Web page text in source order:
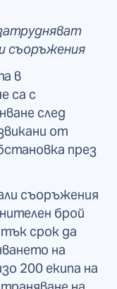
съоръжения
в
са с
след
от
през
съоръжения
брой
срок да
на
200 екипа на